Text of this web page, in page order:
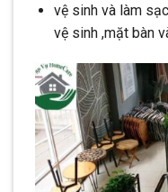
vệ sinh và làm
vệ sinh ,mặt bàn